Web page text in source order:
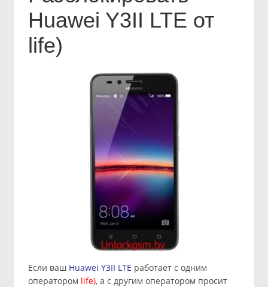
Huawei Y3II LTE от
life)
Если ваш Huawei Y3II LTE работает с одним
оператором life), а с другим оператором просит